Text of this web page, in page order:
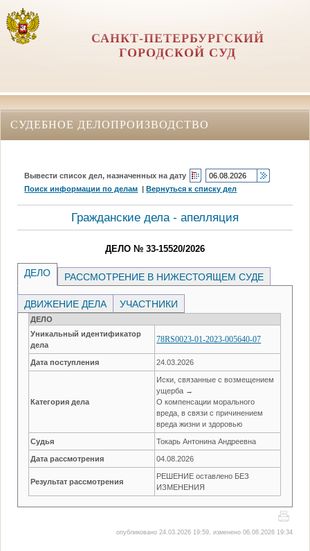
САНКТ-ПЕТЕРБУРГСКИЙ
ГОРОДСКОЙ СУД
СУДЕБНОЕ ДЕЛОПРОИЗВОДСТВО
Вывести список дел, назначенных на дату
Поиск информации по делам |Вернуться к списку дел
Гражданские дела - апелляция
ДЕЛО № 33-15520/2026
ДЕЛО РАССМОТРЕНИЕ В НИЖЕСТОЯЩЕМ СУДЕ
ДВИЖЕНИЕ ДЕЛА УЧАСТНИКИ
ДЕЛО
Уникальный идентификатор
дела
78RS0023-01-2023-005640-07
Дата поступления 24.03.2026
Категория дела
Иски, связанные с возмещением
ущерба →
О компенсации морального
вреда, в связи с причинением
вреда жизни и здоровью
Судья Токарь Антонина Андреевна
Дата рассмотрения 04.08.2026
Результат рассмотрения
РЕШЕНИЕ оставлено БЕЗ
ИЗМЕНЕНИЯ
опубликовано 24.03.2026 19:59, изменено 06.08.2026 19:34